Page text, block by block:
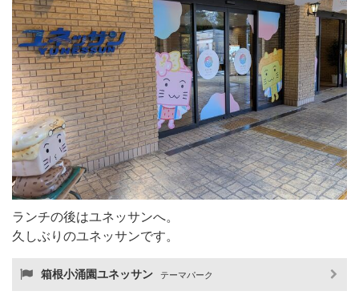
ランチの後はユネッサンへ。
久しぶりのユネッサンです。
箱根小涌園ユネッサン テーマパーク